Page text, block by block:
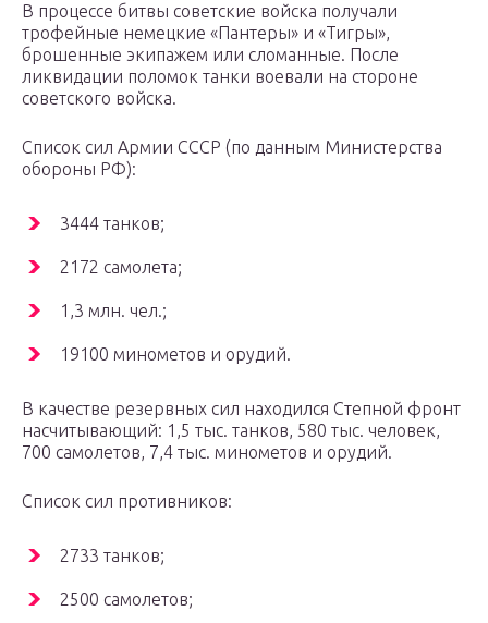
В процессе битвы советские войска получали
трофейные немецкие «Пантеры» и «Тигры»,
брошенные экипажем или сломанные. После
ликвидации поломок танки воевали на стороне
советского войска.
Список сил Армии СССР (по данным Министерства
обороны РФ):
3444 танков;
2172 самолета;
1,3 млн. чел.;
19100 минометов и орудий.
В качестве резервных сил находился Степной фронт
насчитывающий: 1,5 тыс. танков, 580 тыс. человек,
700 самолетов, 7,4 тыс. минометов и орудий.
Список сил противников:
2733 танков;
2500 самолетов;